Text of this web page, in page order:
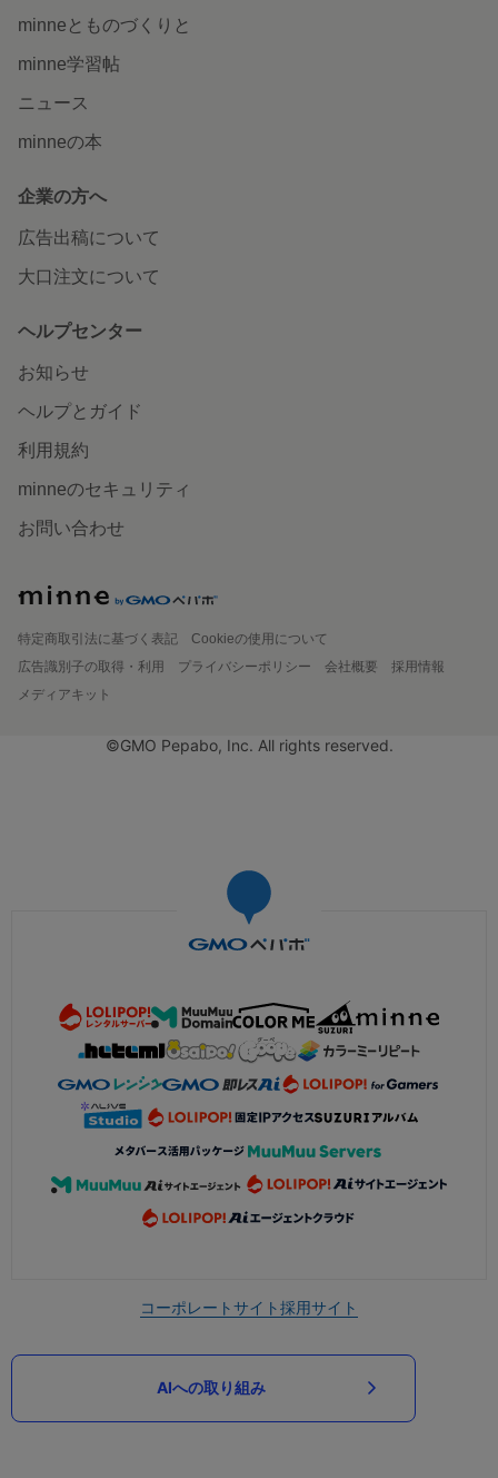
minneとものづくりと
minne学習帖
ニュース
minneの本
企業の方へ
広告出稿について
大口注文について
ヘルプセンター
お知らせ
ヘルプとガイド
利用規約
minneのセキュリティ
お問い合わせ
特定商取引法に基づく表記
Cookieの使用について
広告識別子の取得・利用
プライバシーポリシー 会社概要
採用情報
メディアキット
©GMO Pepabo, Inc. All rights reserved.
コーポレートサイト採用サイト
AIへの取り組み